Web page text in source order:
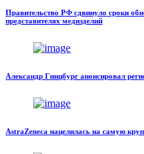
Правительство РФ сдвинуло сроки
представителях медизделий
Александр Гинцбург анонсировал
AstraZeneca нацелилась на самую